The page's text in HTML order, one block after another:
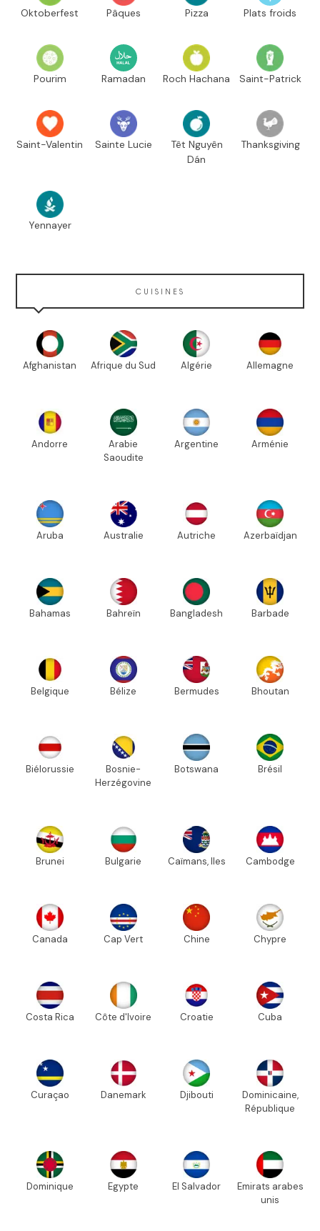
Oktoberfest Pâques Pizza Plats froids
Pourim Ramadan Roch Hachana Saint-Patrick
Saint-Valentin Sainte Lucie
Têt Nguyên
Dán
Thanksgiving
Yennayer
CUISINES
Afghanistan Afrique du Sud Algérie Allemagne
Andorre
Arabie
Saoudite
Argentine Arménie
Aruba Australie Autriche Azerbaïdjan
Bahamas Bahreïn Bangladesh Barbade
Belgique Bélize Bermudes Bhoutan
Biélorussie
Bosnie-
Herzégovine
Botswana Brésil
Brunei Bulgarie Caïmans, Iles Cambodge
Canada Cap Vert Chine Chypre
Costa Rica Côte d'Ivoire Croatie Cuba
Curaçao Danemark Djibouti
Dominicaine,
République
Dominique Egypte El Salvador
Emirats arabes
unis